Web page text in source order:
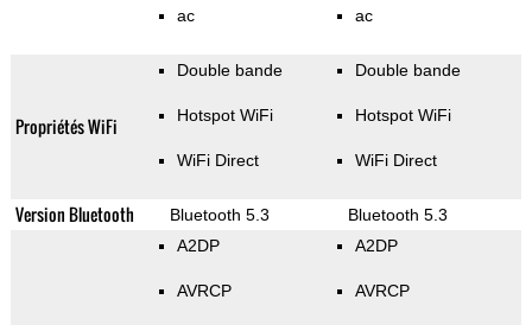
ac ac
Propriétés WiFi
Double bande
Hotspot WiFi
WiFi Direct
Double bande
Hotspot WiFi
WiFi Direct
Version Bluetooth Bluetooth 5.3 Bluetooth 5.3
A2DP
AVRCP
A2DP
AVRCP